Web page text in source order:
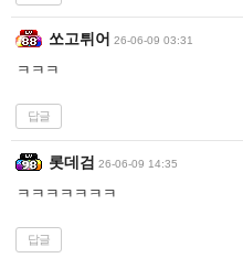
쏘고튀어 26-06-09 03:31
ㅋㅋㅋ
답글
롯데검 26-06-09 14:35
ㅋㅋㅋㅋㅋㅋㅋ
답글